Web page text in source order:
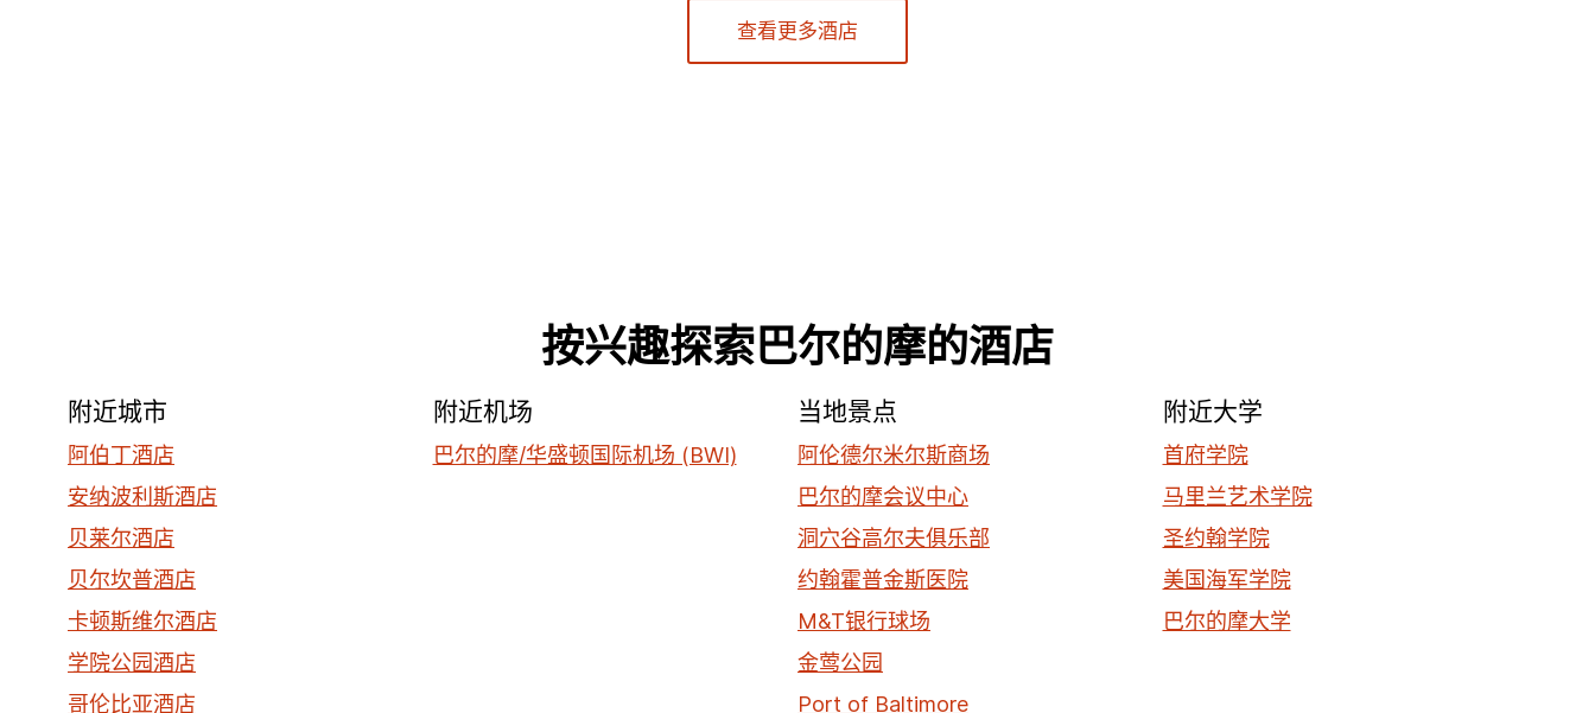
查看更多酒店
按兴趣探索巴尔的摩的酒店
附近城市
阿伯丁酒店
安纳波利斯酒店
贝莱尔酒店
贝尔坎普酒店
卡顿斯维尔酒店
学院公园酒店
哥伦比亚酒店
附近机场
巴尔的摩/华盛顿国际机场 (BWI)
当地景点
阿伦德尔米尔斯商场
巴尔的摩会议中心
洞穴谷高尔夫俱乐部
约翰霍普金斯医院
M&T银行球场
金莺公园
Port of Baltimore
附近大学
首府学院
马里兰艺术学院
圣约翰学院
美国海军学院
巴尔的摩大学